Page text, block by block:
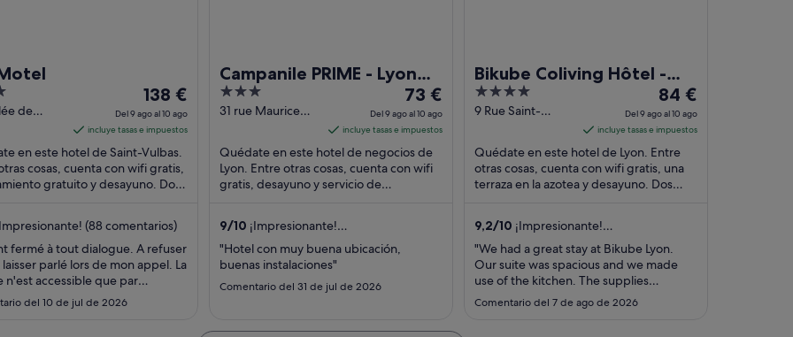
de
El
precio
es
de
138 €
por
del
ago
al
138 €
Del 9 ago al 10 ago
incluye tasas e impuestos
en este hotel de Saint-Vulbas.
cosas, cuenta con wifi gratis,
gratuito y desayuno. Dos
(88 comentarios)
fermé à tout dialogue. A refuser
parlé lors de mon appel. La
n'est accessible que par
et avec un supplement. J'ai
del 10 de jul de 2026
Campanile PRIME - Lyon
Centre Gare Part Dieu
3
out
5
31 rue Maurice
El
precio
es
de
73 €
73 €
Del 9 ago al 10 ago
incluye tasas e impuestos
Quédate en este hotel de negocios de
Lyon. Entre otras cosas, cuenta con wifi
gratis, desayuno y servicio de
9/10 ¡Impresionante!
(1520 comentarios)
"Hotel con muy buena ubicación,
buenas instalaciones"
Comentario del 31 de jul de 2026
Bikube Coliving Hôtel -
Lyon Centre Lumière
4
out
5
9 Rue Saint-
El
precio
es
de
84 €
por
ago
84 €
Del 9 ago al 10 ago
incluye tasas e impuestos
Quédate en este hotel de Lyon. Entre
otras cosas, cuenta con wifi gratis, una
terraza en la azotea y desayuno. Dos
9,2/10 ¡Impresionante!
(352 comentarios)
"We had a great stay at Bikube Lyon.
Our suite was spacious and we made
use of the kitchen. The supplies
provided were basic but enough for
breakfast or an easy-to-prepare meal.
Comentario del 7 de ago de 2026